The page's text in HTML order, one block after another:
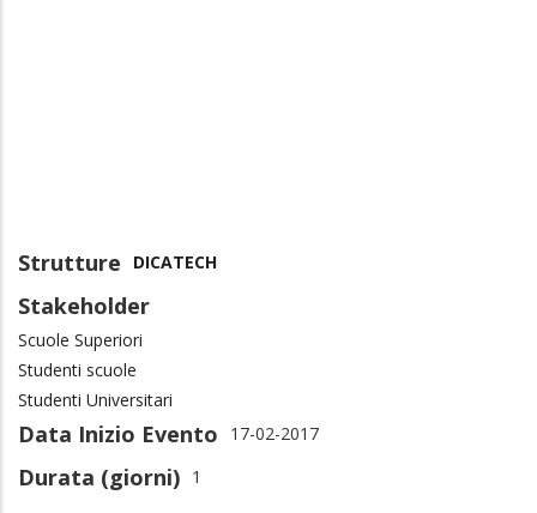
Strutture DICATECH
Stakeholder
Scuole Superiori
Studenti scuole
Studenti Universitari
Data Inizio Evento 17-02-2017
Durata (giorni) 1